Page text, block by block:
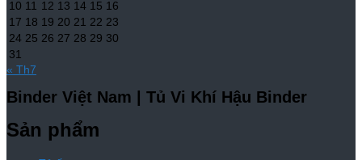
10 11 12 13 14 15 16
17 18 19 20 21 22 23
24 25 26 27 28 29 30
31
« Th7
Binder Việt Nam | Tủ Vi Khí Hậu Binder
Sản phẩm